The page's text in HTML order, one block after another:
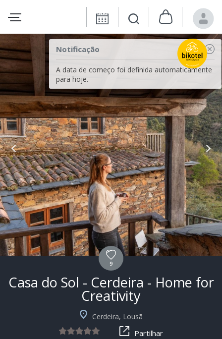
Notificação
A data de começo foi definida automaticamente
para hoje.
9
Casa do Sol - Cerdeira - Home for
Creativity
Cerdeira, Lousã
Partilhar